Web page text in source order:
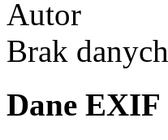
Autor
Brak danych
Dane EXIF